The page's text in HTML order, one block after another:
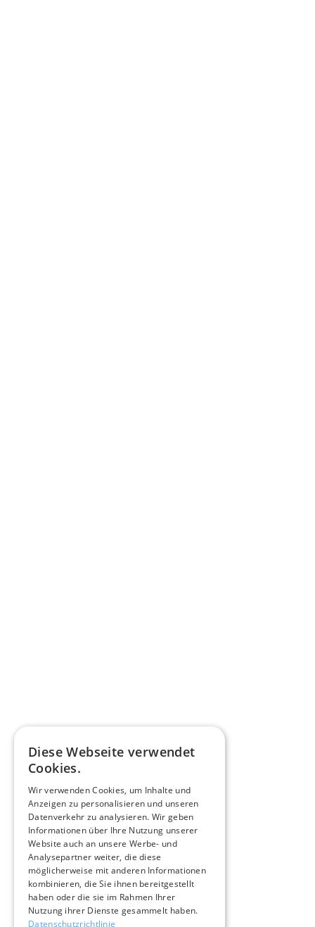
Diese Webseite verwendet
Cookies.
Wir verwenden Cookies, um Inhalte und
Anzeigen zu personalisieren und unseren
Datenverkehr zu analysieren. Wir geben
Informationen über Ihre Nutzung unserer
Website auch an unsere Werbe- und
Analysepartner weiter, die diese
möglicherweise mit anderen Informationen
kombinieren, die Sie ihnen bereitgestellt
haben oder die sie im Rahmen Ihrer
Nutzung ihrer Dienste gesammelt haben.
Datenschutzrichtlinie